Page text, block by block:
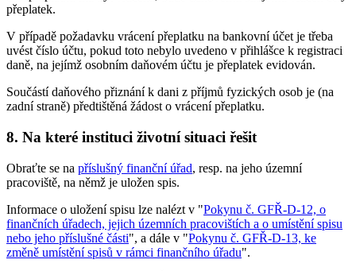
přeplatek.
V případě požadavku vrácení přeplatku na bankovní účet je třeba
uvést číslo účtu, pokud toto nebylo uvedeno v přihlášce k registraci
daně, na jejímž osobním daňovém účtu je přeplatek evidován.
Součástí daňového přiznání k dani z příjmů fyzických osob je (na
zadní straně) předtištěná žádost o vrácení přeplatku.
8. Na které instituci životní situaci řešit
Obraťte se na příslušný finanční úřad, resp. na jeho územní
pracoviště, na němž je uložen spis.
Informace o uložení spisu lze nalézt v "Pokynu č. GFŘ-D-12, o
finančních úřadech, jejich územních pracovištích a o umístění spisu
nebo jeho příslušné části", a dále v "Pokynu č. GFŘ-D-13, ke
změně umístění spisů v rámci finančního úřadu".